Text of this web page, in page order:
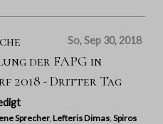
So, Sep 30, 2018
der FAPG in
2018 - Dritter Tag
Sprecher, Lefteris Dimas Spiros